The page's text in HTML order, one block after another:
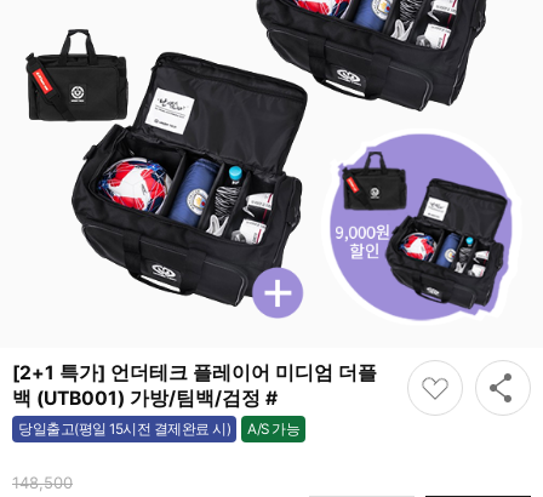
[2+1 특가] 언더테크 플레이어 미디엄 더플
백 (UTB001) 가방/팀백/검정 #
당일출고(평일 15시전 결제완료 시) A/S 가능
가능
148,500